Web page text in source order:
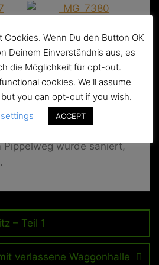
(2018) ist das
bzw
am Madamweg
Pippelweg wurde saniert,
– Teil 1
verlassene Waggonhalle
Cookies. Wenn Du den Button OK
Deinem Einverständnis aus, es
die Möglichkeit für opt-out.
cookies. We'll assume
you can opt-out if you wish.
ACCEPT